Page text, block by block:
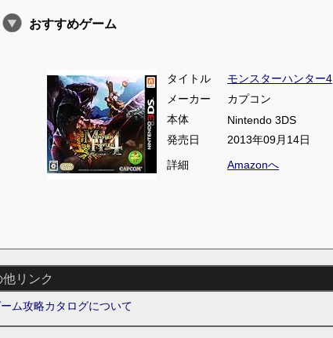
おすすめゲーム
タイトル
モンスターハンター4
メーカー
カプコン
本体
Nintendo 3DS
発売日
2013年09月14日
詳細
Amazonへ
他リンク
ム攻略カタログについて